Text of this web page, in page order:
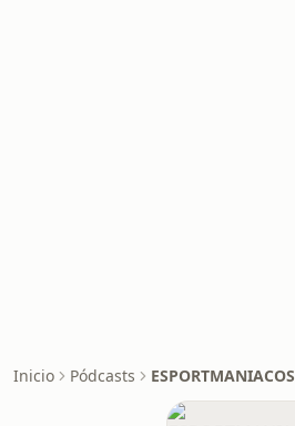
Inicio Pódcasts ESPORTMANIACOS